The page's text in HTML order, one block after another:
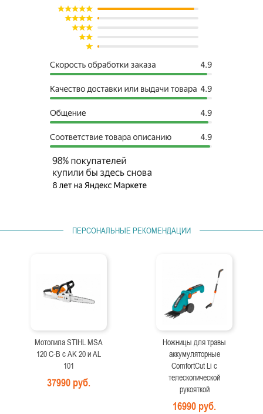
ПЕРСОНАЛЬНЫЕ РЕКОМЕНДАЦИИ
Мотопила STIHL MSA
120 C-B с AK 20 и AL
101
37990 руб.
Ножницы для травы
аккумуляторные
ComfortCut Li с
телескопической
рукояткой
16990 руб.